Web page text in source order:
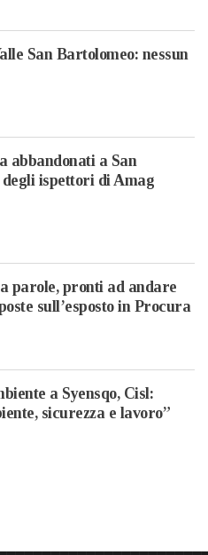
San Bartolomeo: nessun
abbandonati a San
ispettori di Amag
parole, pronti ad andare
sull’esposto in Procura
a Syensqo, Cisl:
sicurezza e lavoro”